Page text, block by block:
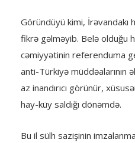
Göründüyü kimi, İrəvandakı
fikrə gəlməyib. Belə olduğu
cəmiyyətinin referenduma
anti-Türkiyə müddəalarının
az inandırıcı görünür,
hay-küy saldığı dönəmdə.
Bu il sülh sazişinin